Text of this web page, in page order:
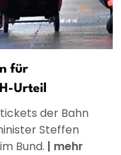
für
Urteil
der Bahn
Steffen
Bund. | mehr